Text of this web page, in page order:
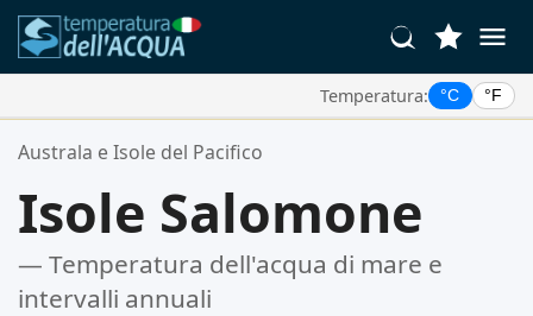
Temperatura: °C °F
Le Tue Posizioni Preferite:
Australa e Isole del Pacifico
Isole Salomone
— Temperatura dell'acqua di mare e
intervalli annuali